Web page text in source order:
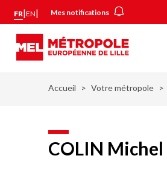
principal
FR|EN| Mes notifications
Accueil Votre métropole
COLIN Michel
Panneau de gestion des cookies